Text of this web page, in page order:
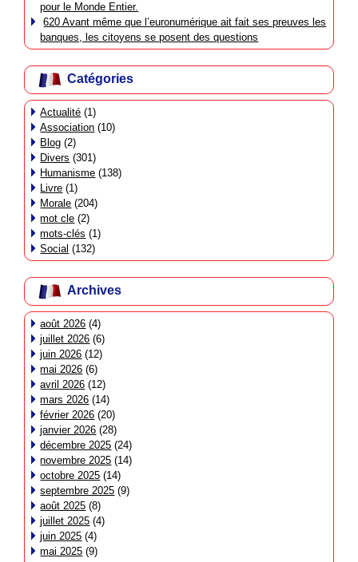
pour le Monde Entier.
620 Avant même que l’euronumérique ait fait ses preuves les
banques, les citoyens se posent des questions
Catégories
Actualité (1)
Association (10)
Blog (2)
Divers (301)
Humanisme (138)
Livre (1)
Morale (204)
mot cle (2)
mots-clés (1)
Social (132)
Archives
août 2026 (4)
juillet 2026 (6)
juin 2026 (12)
mai 2026 (6)
avril 2026 (12)
mars 2026 (14)
février 2026 (20)
janvier 2026 (28)
décembre 2025 (24)
novembre 2025 (14)
octobre 2025 (14)
septembre 2025 (9)
août 2025 (8)
juillet 2025 (4)
juin 2025 (4)
mai 2025 (9)